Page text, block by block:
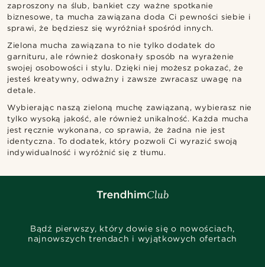
zaproszony na ślub, bankiet czy ważne spotkanie
biznesowe, ta mucha zawiązana doda Ci pewności siebie i
sprawi, że będziesz się wyróżniał spośród innych.
Zielona mucha zawiązana to nie tylko dodatek do
garnituru, ale również doskonały sposób na wyrażenie
swojej osobowości i stylu. Dzięki niej możesz pokazać, że
jesteś kreatywny, odważny i zawsze zwracasz uwagę na
detale.
Wybierając naszą zieloną muchę zawiązaną, wybierasz nie
tylko wysoką jakość, ale również unikalność. Każda mucha
jest ręcznie wykonana, co sprawia, że żadna nie jest
identyczna. To dodatek, który pozwoli Ci wyrazić swoją
indywidualność i wyróżnić się z tłumu.
Bądź pierwszy, który dowie się o nowościach,
najnowszych trendach i wyjątkowych ofertach